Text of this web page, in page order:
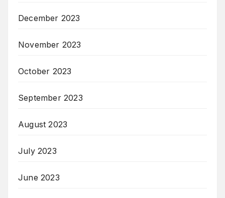
December 2023
November 2023
October 2023
September 2023
August 2023
July 2023
June 2023